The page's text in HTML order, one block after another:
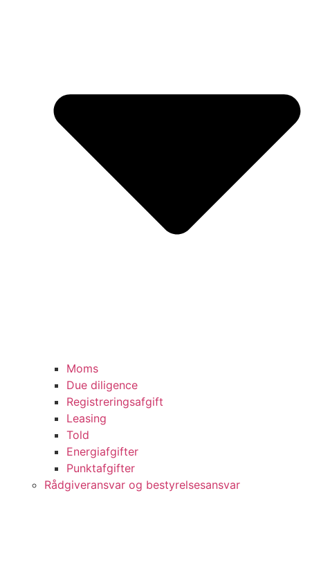
Moms
Due diligence
Registreringsafgift
Leasing
Told
Energiafgifter
Punktafgifter
Rådgiveransvar og bestyrelsesansvar